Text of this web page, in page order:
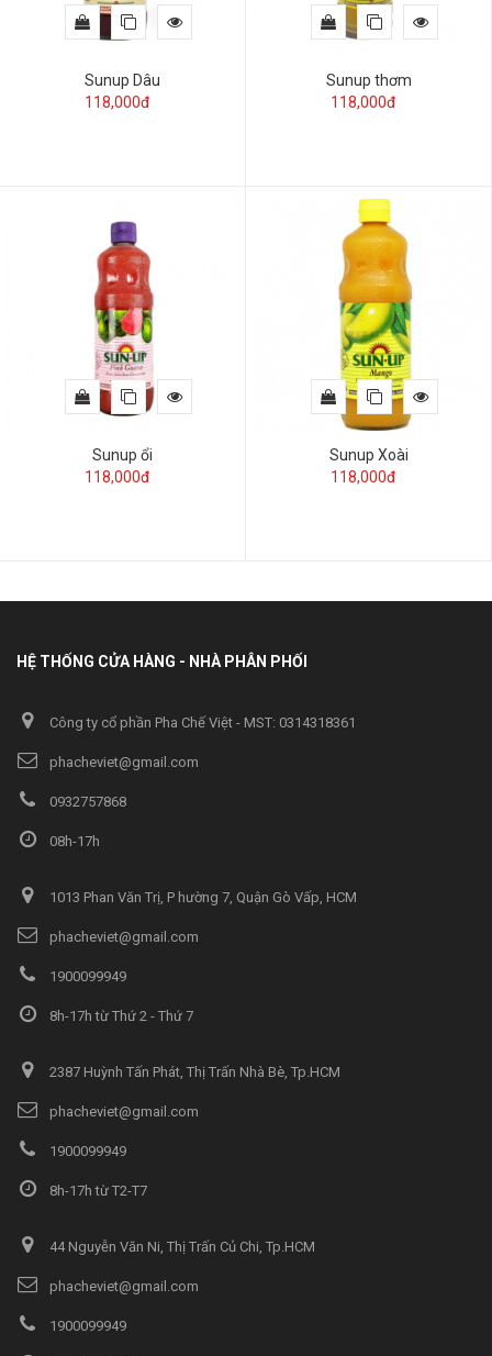
Sunup Dâu
118,000đ
Sunup thơm
118,000đ
Sunup ổi
118,000đ
Sunup Xoài
118,000đ
HỆ THỐNG CỬA HÀNG - NHÀ PHÂN PHỐI
Công ty cổ phần Pha Chế Việt - MST: 0314318361
phacheviet@gmail.com
0932757868
08h-17h
1013 Phan Văn Trị, P hường 7, Quận Gò Vấp, HCM
phacheviet@gmail.com
1900099949
8h-17h từ Thứ 2 - Thứ 7
2387 Huỳnh Tấn Phát, Thị Trấn Nhà Bè, Tp.HCM
phacheviet@gmail.com
1900099949
8h-17h từ T2-T7
44 Nguyễn Văn Ni, Thị Trấn Củ Chi, Tp.HCM
phacheviet@gmail.com
1900099949